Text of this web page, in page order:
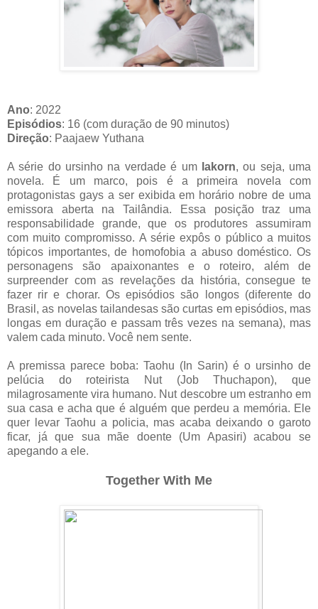
Ano: 2022
Episódios: 16 (com duração de 90 minutos)
Direção: Paajaew Yuthana
A série do ursinho na verdade é um lakorn, ou seja, uma
novela. É um marco, pois é a primeira novela com
protagonistas gays a ser exibida em horário nobre de uma
emissora aberta na Tailândia. Essa posição traz uma
responsabilidade grande, que os produtores assumiram
com muito compromisso. A série expôs o público a muitos
tópicos importantes, de homofobia a abuso doméstico. Os
personagens são apaixonantes e o roteiro, além de
surpreender com as revelações da história, consegue te
fazer rir e chorar. Os episódios são longos (diferente do
Brasil, as novelas tailandesas são curtas em episódios, mas
longas em duração e passam três vezes na semana), mas
valem cada minuto. Você nem sente.
A premissa parece boba: Taohu (In Sarin) é o ursinho de
pelúcia do roteirista Nut (Job Thuchapon), que
milagrosamente vira humano. Nut descobre um estranho em
sua casa e acha que é alguém que perdeu a memória. Ele
quer levar Taohu a policia, mas acaba deixando o garoto
ficar, já que sua mãe doente (Um Apasiri) acabou se
apegando a ele.
Together With Me